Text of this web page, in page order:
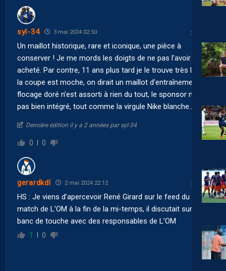
syl-34 3 mai 2024 02:50
Un maillot historique, rare et iconique, une pièce à
conserver ! Je me mords les doigts de ne pas l’avoir
acheté. Par contre, 11 ans plus tard je le trouve très laid,
la coupe est moche, on dirait un maillot d’entraînement, le
flocage doré n’est assorti à rien du tout, le sponsor n’est
pas bien intégré, tout comme la virgule Nike blanche…
Dernière édition il y a 2 années par syl-34
0 0
gerardkdl 2 mai 2024 22:12
HS : Je viens d’apercevoir René Girard sur le feed du
match de L’OM à la fin de la mi-temps, il discutait sur le
banc de touche avec des responsables de L’OM
1 0